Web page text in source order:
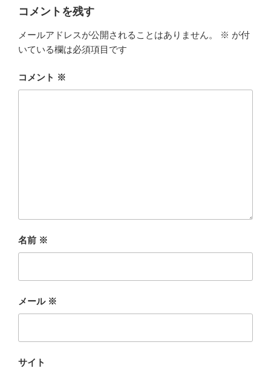
コメントを残す
メールアドレスが公開されることはありません。 ※ が付
いている欄は必須項目です
コメント ※
名前 ※
メール ※
サイト